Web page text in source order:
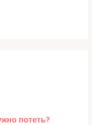
потеть?